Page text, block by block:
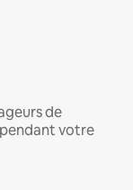
de
votre